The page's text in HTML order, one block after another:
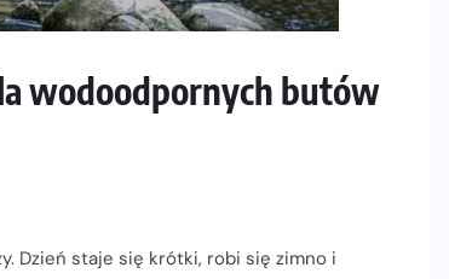
wodoodpornych butów
Dzień staje się krótki, robi się zimno i